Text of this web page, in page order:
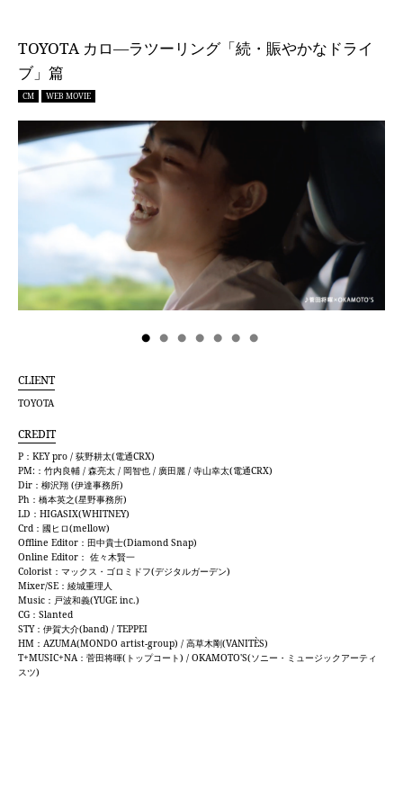
TOYOTA カロ―ラツーリング「続・賑やかなドライ
ブ」篇
CM WEB MOVIE
CLIENT
TOYOTA
CREDIT
P：KEY pro / 荻野耕太(電通CRX)
PM:：竹内良輔 / 森亮太 / 岡智也 / 廣田麗 / 寺山幸太(電通CRX)
Dir：柳沢翔 (伊達事務所)
Ph：橋本英之(星野事務所)
LD：HIGASIX(WHITNEY)
Crd：國ヒロ(mellow)
Offline Editor：田中貴士(Diamond Snap)
Online Editor： 佐々木賢一
Colorist：マックス・ゴロミドフ(デジタルガーデン)
Mixer/SE：綾城重理人
Music：戸波和義(YUGE inc.)
CG：Slanted
STY：伊賀大介(band) / TEPPEI
HM：AZUMA(MONDO artist-group) / 高草木剛(VANITÈS)
T+MUSIC+NA：菅田将暉(トップコート) / OKAMOTO'S(ソニー・ミュージックアーティ
スツ)